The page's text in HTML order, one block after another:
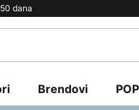
dana
Brendovi